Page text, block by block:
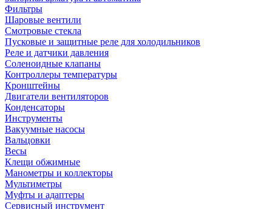
Фильтры
Шаровые вентили
Смотровые стекла
Пусковые и защитные реле для холодильников
Реле и датчики давления
Соленоидные клапаны
Контроллеры температуры
Кронштейны
Двигатели вентиляторов
Конденсаторы
Инструменты
Вакуумные насосы
Вальцовки
Весы
Клещи обжимные
Манометры и коллекторы
Мультиметры
Муфты и адаптеры
Сервисный инструмент